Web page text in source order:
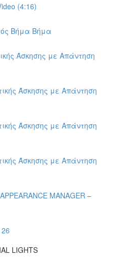
(4:16)
Βήμα Βήμα
Άσκησης με Απάντηση
Άσκησης με Απάντηση
Άσκησης με Απάντηση
Άσκησης με Απάντηση
MANAGER –
LIGHTS